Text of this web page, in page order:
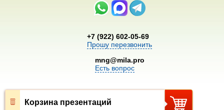
+7 (922) 602-05-69
Прошу перезвонить
mng@mila.pro
Есть вопрос
Корзина презентаций